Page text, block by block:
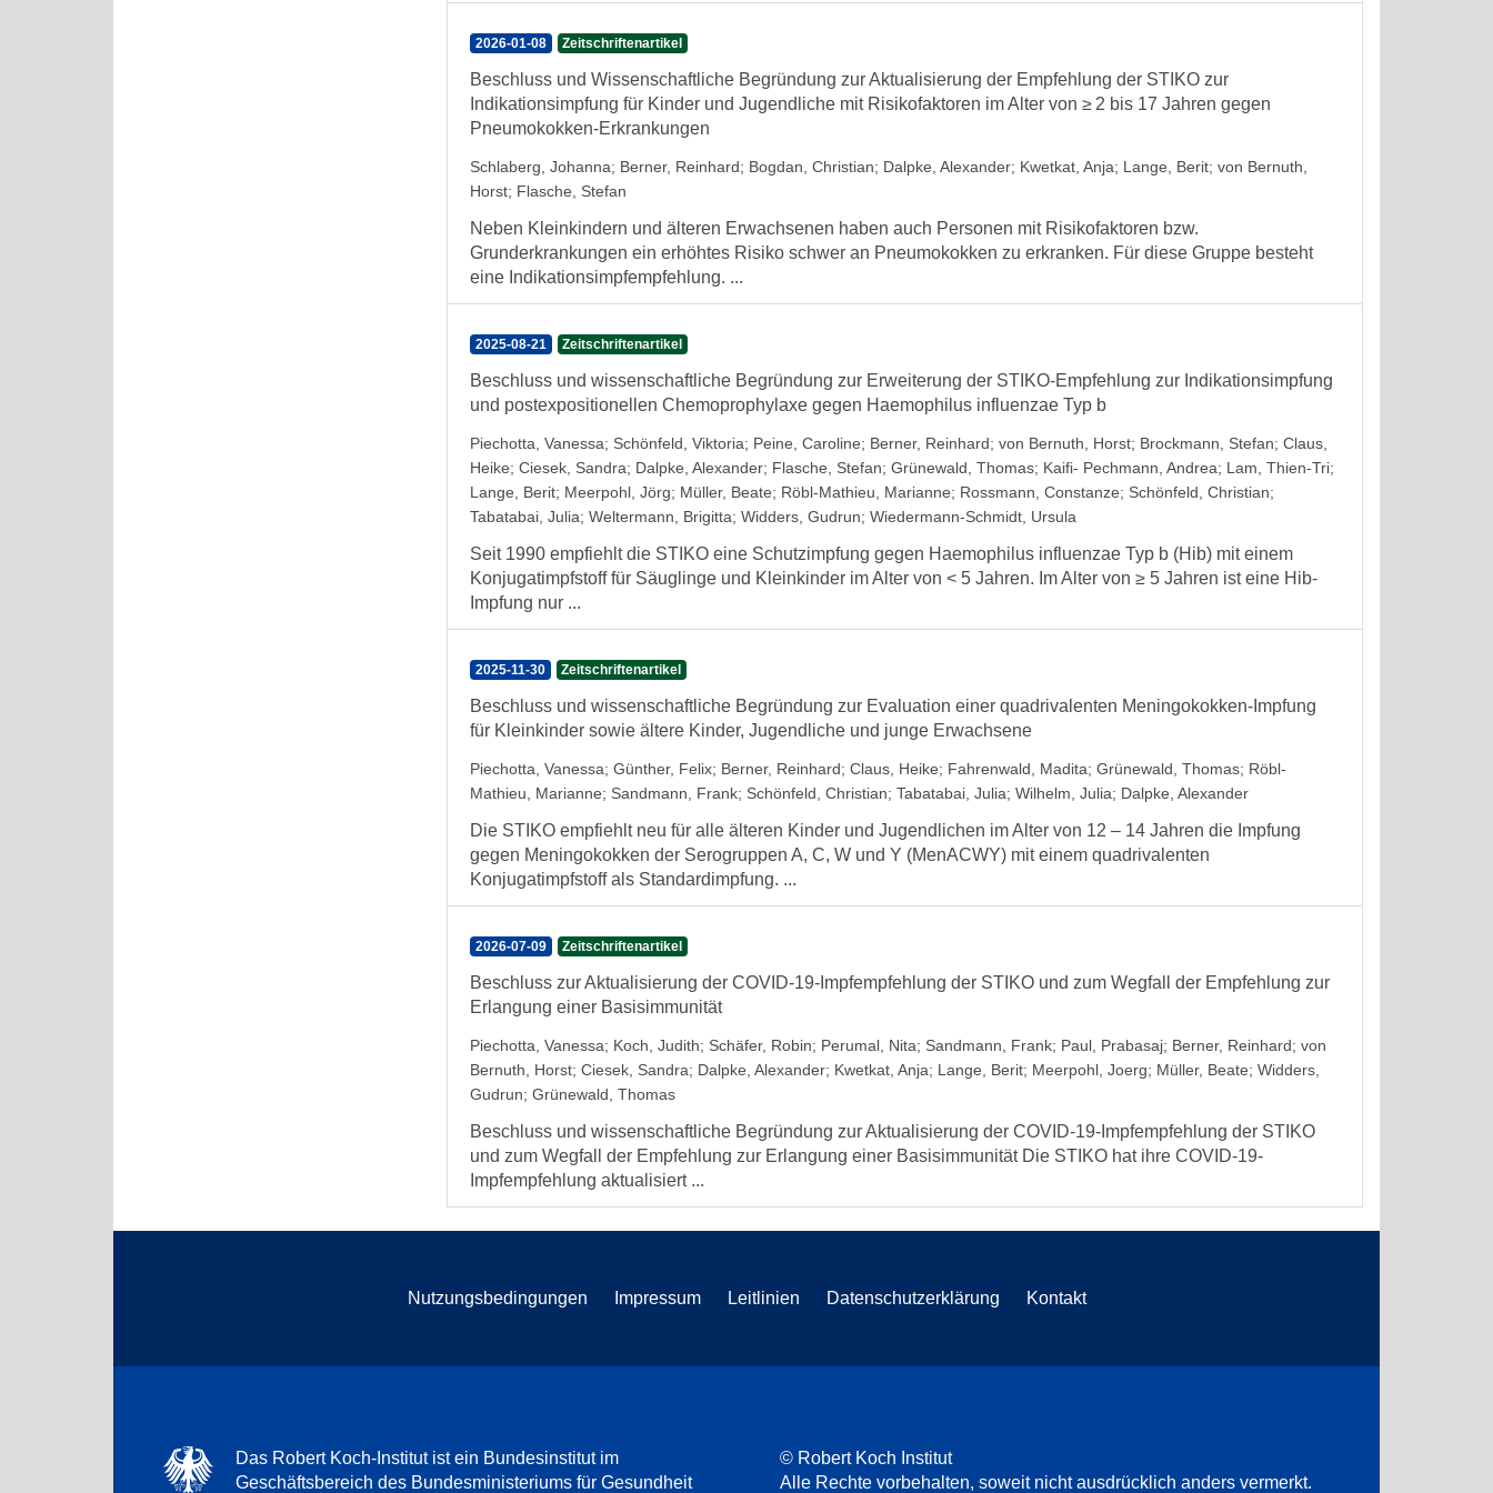
2026-01-08 Zeitschriftenartikel
Beschluss und Wissenschaftliche Begründung zur Aktualisierung der Empfehlung der STIKO zur
Indikationsimpfung für Kinder und Jugendliche mit Risikofaktoren im Alter von ≥ 2 bis 17 Jahren gegen
Pneumokokken-Erkrankungen
Schlaberg, Johanna; Berner, Reinhard; Bogdan, Christian; Dalpke, Alexander; Kwetkat, Anja; Lange, Berit; von Bernuth,
Horst; Flasche, Stefan
Neben Kleinkindern und älteren Erwachsenen haben auch Personen mit Risikofaktoren bzw.
Grunderkrankungen ein erhöhtes Risiko schwer an Pneumokokken zu erkranken. Für diese Gruppe besteht
eine Indikationsimpfempfehlung. ...
2025-08-21 Zeitschriftenartikel
Beschluss und wissenschaftliche Begründung zur Erweiterung der STIKO-Empfehlung zur Indikationsimpfung
und postexpositionellen Chemoprophylaxe gegen Haemophilus influenzae Typ b
Piechotta, Vanessa; Schönfeld, Viktoria; Peine, Caroline; Berner, Reinhard; von Bernuth, Horst; Brockmann, Stefan; Claus,
Heike; Ciesek, Sandra; Dalpke, Alexander; Flasche, Stefan; Grünewald, Thomas; Kaifi- Pechmann, Andrea; Lam, Thien-Tri;
Lange, Berit; Meerpohl, Jörg; Müller, Beate; Röbl-Mathieu, Marianne; Rossmann, Constanze; Schönfeld, Christian;
Tabatabai, Julia; Weltermann, Brigitta; Widders, Gudrun; Wiedermann-Schmidt, Ursula
Seit 1990 empfiehlt die STIKO eine Schutzimpfung gegen Haemophilus influenzae Typ b (Hib) mit einem
Konjugatimpfstoff für Säuglinge und Kleinkinder im Alter von < 5 Jahren. Im Alter von ≥ 5 Jahren ist eine Hib-
Impfung nur ...
2025-11-30 Zeitschriftenartikel
Beschluss und wissenschaftliche Begründung zur Evaluation einer quadrivalenten Meningokokken-Impfung
für Kleinkinder sowie ältere Kinder, Jugendliche und junge Erwachsene
Piechotta, Vanessa; Günther, Felix; Berner, Reinhard; Claus, Heike; Fahrenwald, Madita; Grünewald, Thomas; Röbl-
Mathieu, Marianne; Sandmann, Frank; Schönfeld, Christian; Tabatabai, Julia; Wilhelm, Julia; Dalpke, Alexander
Die STIKO empfiehlt neu für alle älteren Kinder und Jugendlichen im Alter von 12 – 14 Jahren die Impfung
gegen Meningokokken der Serogruppen A, C, W und Y (MenACWY) mit einem quadrivalenten
Konjugatimpfstoff als Standardimpfung. ...
2026-07-09 Zeitschriftenartikel
Beschluss zur Aktualisierung der COVID-19-Impfempfehlung der STIKO und zum Wegfall der Empfehlung zur
Erlangung einer Basisimmunität
Piechotta, Vanessa; Koch, Judith; Schäfer, Robin; Perumal, Nita; Sandmann, Frank; Paul, Prabasaj; Berner, Reinhard; von
Bernuth, Horst; Ciesek, Sandra; Dalpke, Alexander; Kwetkat, Anja; Lange, Berit; Meerpohl, Joerg; Müller, Beate; Widders,
Gudrun; Grünewald, Thomas
Beschluss und wissenschaftliche Begründung zur Aktualisierung der COVID-19-Impfempfehlung der STIKO
und zum Wegfall der Empfehlung zur Erlangung einer Basisimmunität Die STIKO hat ihre COVID-19-
Impfempfehlung aktualisiert ...
Nutzungsbedingungen Impressum Leitlinien Datenschutzerklärung Kontakt
Das Robert Koch-Institut ist ein Bundesinstitut im
Geschäftsbereich des Bundesministeriums für Gesundheit
© Robert Koch Institut
Alle Rechte vorbehalten, soweit nicht ausdrücklich anders vermerkt.